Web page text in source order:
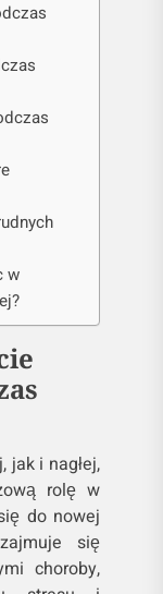
w
jak i nagłej,
rolę w
do nowej
się
choroby,